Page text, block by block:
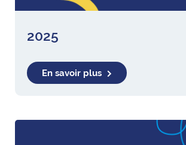
2025
En savoir plus